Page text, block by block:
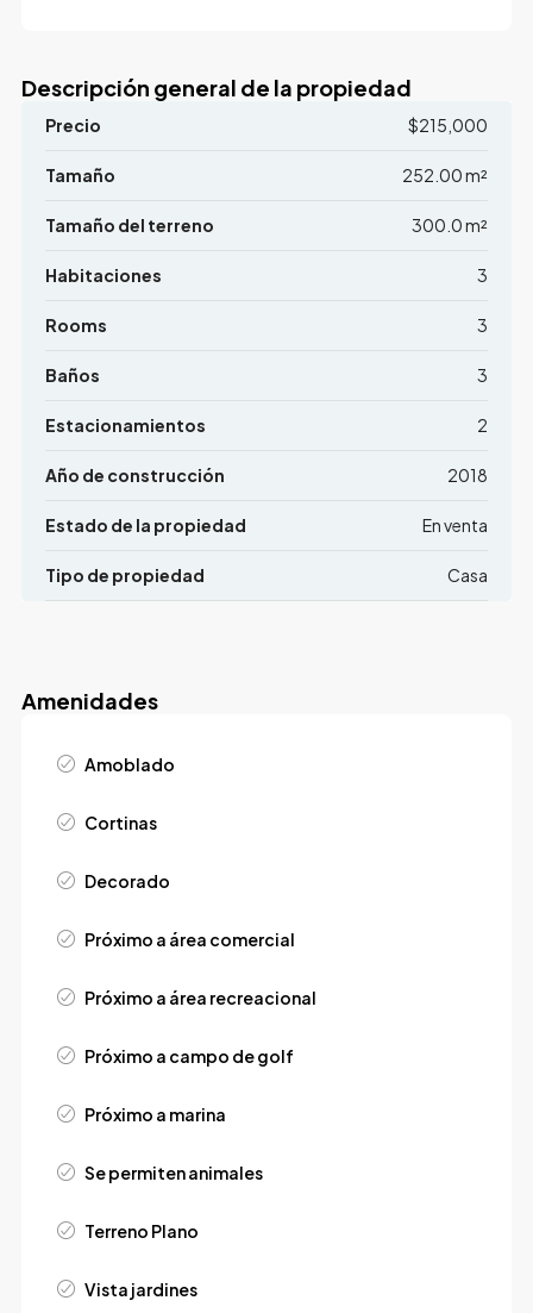
Descripción general de la propiedad
Precio $215,000
Tamaño 252.00 m²
Tamaño del terreno 300.0 m²
Habitaciones 3
Rooms 3
Baños 3
Estacionamientos 2
Año de construcción 2018
Estado de la propiedad En venta
Tipo de propiedad Casa
Amenidades
Amoblado
Cortinas
Decorado
Próximo a área comercial
Próximo a área recreacional
Próximo a campo de golf
Próximo a marina
Se permiten animales
Terreno Plano
Vista jardines